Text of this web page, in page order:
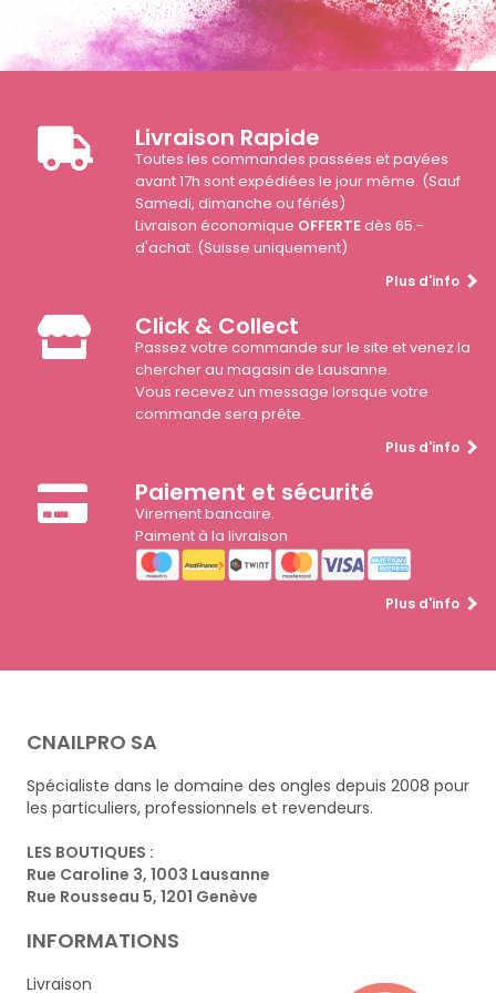
Livraison Rapide
Toutes les commandes passées et payées
avant 17h sont expédiées le jour même. (Sauf
Samedi, dimanche ou fériés)
Livraison économique OFFERTEdès 65.-
d'achat. (Suisse uniquement)
Plus d'info
Click & Collect
Passez votre commande sur le site et venez la
chercher au magasin de Lausanne.
Vous recevez un message lorsque votre
commande sera prête.
Plus d'info
Paiement et sécurité
Virement bancaire.
Paiment à la livraison
Plus d'info
CNAILPRO SA
Spécialiste dans le domaine des ongles depuis 2008 pour
les particuliers, professionnels et revendeurs.
LES BOUTIQUES :
Rue Caroline 3, 1003 Lausanne
Rue Rousseau 5, 1201 Genève
INFORMATIONS
Livraison